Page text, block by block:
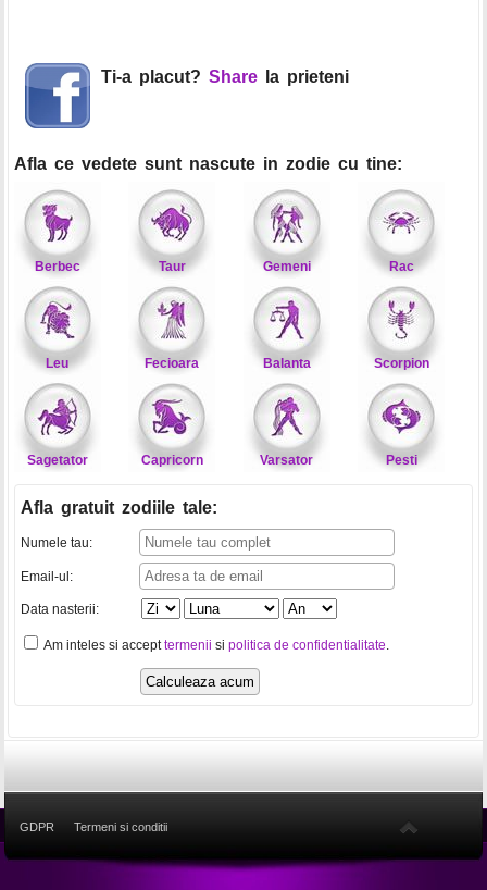
Ti-a placut? Share la prieteni
Afla ce vedete sunt nascute in zodie cu tine:
Berbec Taur Gemeni Rac
Leu Fecioara Balanta Scorpion
Sagetator Capricorn Varsator Pesti
Afla gratuit zodiile tale:
Numele tau:
Email-ul:
Data nasterii:
Am inteles si accepttermenii si politica de confidentialitate.
GDPR Termeni si conditii